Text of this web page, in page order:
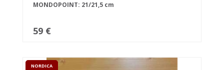
MONDOPOINT: 21/21,5 cm
59 €
NORDICA